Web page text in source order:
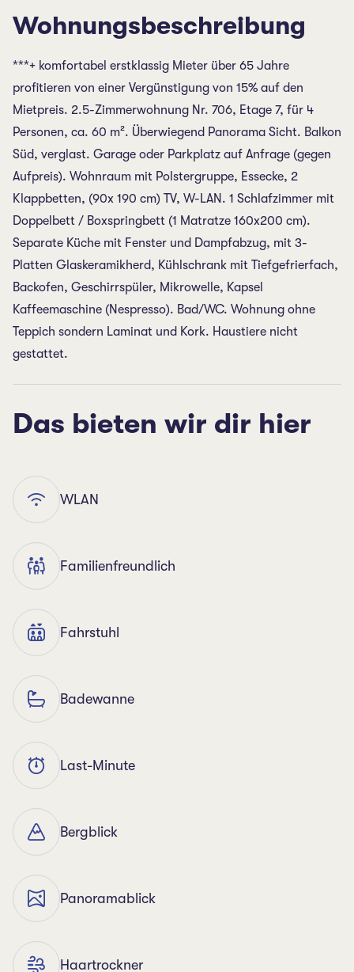
Wohnungsbeschreibung
***+ komfortabel erstklassig Mieter über 65 Jahre
profitieren von einer Vergünstigung von 15% auf den
Mietpreis. 2.5-Zimmerwohnung Nr. 706, Etage 7, für 4
Personen, ca. 60 m². Überwiegend Panorama Sicht. Balkon
Süd, verglast. Garage oder Parkplatz auf Anfrage (gegen
Aufpreis). Wohnraum mit Polstergruppe, Essecke, 2
Klappbetten, (90x 190 cm) TV, W-LAN. 1 Schlafzimmer mit
Doppelbett / Boxspringbett (1 Matratze 160x200 cm).
Separate Küche mit Fenster und Dampfabzug, mit 3-
Platten Glaskeramikherd, Kühlschrank mit Tiefgefrierfach,
Backofen, Geschirrspüler, Mikrowelle, Kapsel
Kaffeemaschine (Nespresso). Bad/WC. Wohnung ohne
Teppich sondern Laminat und Kork. Haustiere nicht
gestattet.
Das bieten wir dir hier
WLAN
Familienfreundlich
Fahrstuhl
Badewanne
Last-Minute
Bergblick
Panoramablick
Haartrockner